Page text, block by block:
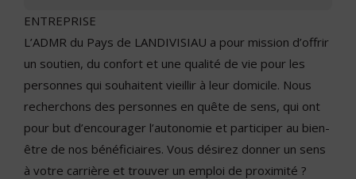
ENTREPRISE
L’ADMR du Pays de LANDIVISIAU a pour mission d’offrir
un soutien, du confort et une qualité de vie pour les
personnes qui souhaitent vieillir à leur domicile. Nous
recherchons des personnes en quête de sens, qui ont
pour but d’encourager l’autonomie et participer au bien-
être de nos bénéficiaires. Vous désirez donner un sens
à votre carrière et trouver un emploi de proximité ?